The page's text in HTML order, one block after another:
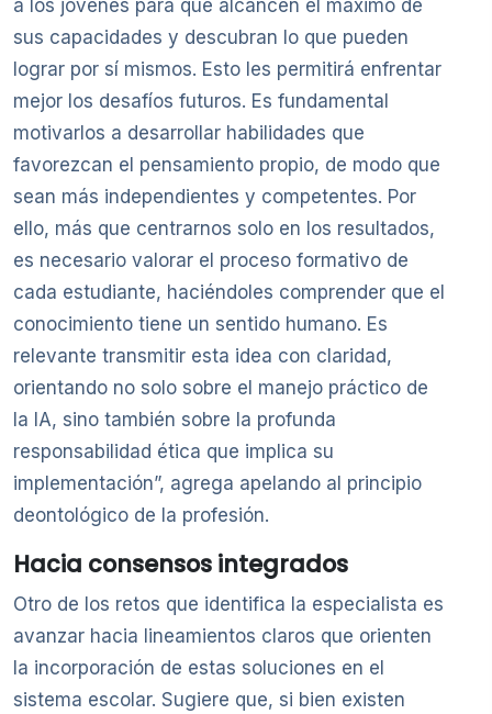
a los jóvenes para que alcancen el máximo de
sus capacidades y descubran lo que pueden
lograr por sí mismos. Esto les permitirá enfrentar
mejor los desafíos futuros. Es fundamental
motivarlos a desarrollar habilidades que
favorezcan el pensamiento propio, de modo que
sean más independientes y competentes. Por
ello, más que centrarnos solo en los resultados,
es necesario valorar el proceso formativo de
cada estudiante, haciéndoles comprender que el
conocimiento tiene un sentido humano. Es
relevante transmitir esta idea con claridad,
orientando no solo sobre el manejo práctico de
la IA, sino también sobre la profunda
responsabilidad ética que implica su
implementación”, agrega apelando al principio
deontológico de la profesión.
Hacia consensos integrados
Otro de los retos que identifica la especialista es
avanzar hacia lineamientos claros que orienten
la incorporación de estas soluciones en el
sistema escolar. Sugiere que, si bien existen